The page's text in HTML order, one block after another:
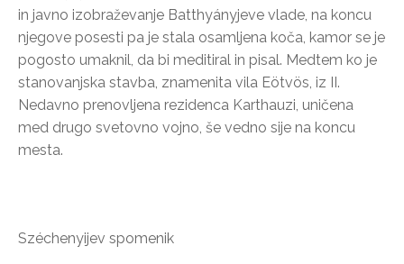
in javno izobraževanje Batthyányjeve vlade, na koncu
njegove posesti pa je stala osamljena koča, kamor se je
pogosto umaknil, da bi meditiral in pisal. Medtem ko je
stanovanjska stavba, znamenita vila Eötvös, iz II.
Nedavno prenovljena rezidenca Karthauzi, uničena
med drugo svetovno vojno, še vedno sije na koncu
mesta.
Széchenyijev spomenik